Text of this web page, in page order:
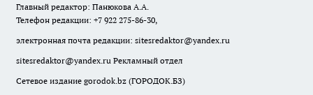
Главный редактор: Панюкова А.А.
Телефон редакции: +7 922 275-86-30,
электронная почта редакции: sitesredaktor@yandex.ru
sitesredaktor@yandex.ru Рекламный отдел
Сетевое издание gorodok.bz (ГОРОДОК.БЗ)